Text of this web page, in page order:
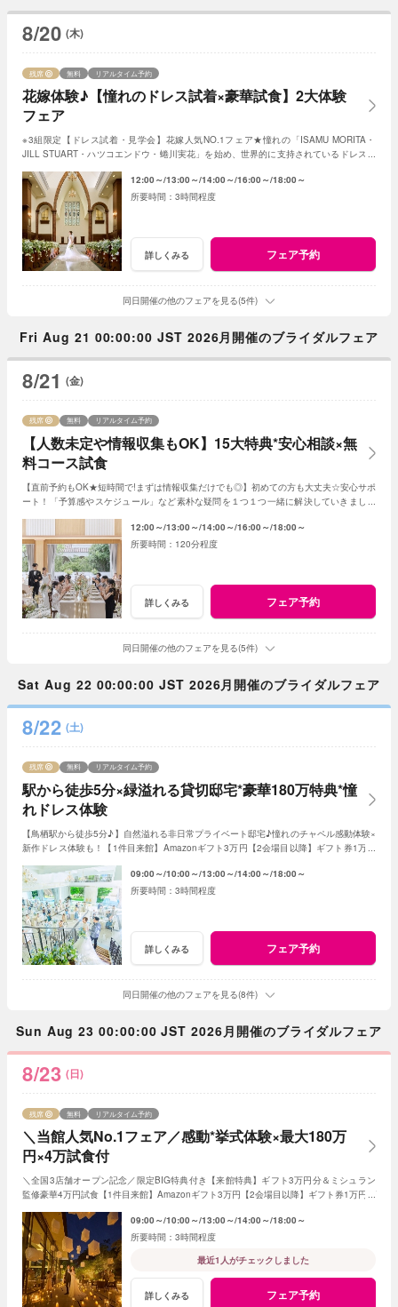
8/20 (木)
花嫁体験♪【憧れのドレス試着×豪華試食】2大体験
フェア
残席 無料 リアルタイム予約
※3組限定【ドレス試着・見学会】花嫁人気NO.1フェア★憧れの「ISAMU MORITA・
JILL STUART・ハツコエンドウ・蜷川実花」を始め、世界的に支持されているドレスと
12:00～ 13:00～ 14:00～ 16:00～ 18:00～
3時間程度
詳しくみる フェア予約
同日開催の他のフェアを見る(5件)
Fri Aug 21 00:00:00 JST 2026月開催のブライダルフェア
8/21 (金)
【人数未定や情報収集もOK】15大特典*安心相談×無
料コース試食
残席 無料 リアルタイム予約
【直前予約もOK★短時間で!まずは情報収集だけでも◎】初めての方も大丈夫☆安心サポ
ート！「予算感やスケジュール」など素朴な疑問を１つ１つ一緒に解決していきましょ
12:00～ 13:00～ 14:00～ 16:00～ 18:00～
120分程度
詳しくみる フェア予約
同日開催の他のフェアを見る(5件)
Sat Aug 22 00:00:00 JST 2026月開催のブライダルフェア
8/22 (土)
駅から徒歩5分×緑溢れる貸切邸宅*豪華180万特典*憧
れドレス体験
残席 無料 リアルタイム予約
【鳥栖駅から徒歩5分♪】自然溢れる非日常プライベート邸宅♪憧れのチャペル感動体験×
新作ドレス体験も！【1件目来館】Amazonギフト3万円【2会場目以降】ギフト券1万円
09:00～ 10:00～ 13:00～ 14:00～ 18:00～
3時間程度
詳しくみる フェア予約
同日開催の他のフェアを見る(8件)
Sun Aug 23 00:00:00 JST 2026月開催のブライダルフェア
8/23 (日)
＼当館人気No.1フェア／感動*挙式体験×最大180万
円×4万試食付
残席 無料 リアルタイム予約
＼全国3店舗オープン記念／限定BIG特典付き【来館特典】ギフト3万円分＆ミシュラン
監修豪華4万円試食【1件目来館】Amazonギフト3万円【2会場目以降】ギフト券1万円プ
09:00～ 10:00～ 13:00～ 14:00～ 18:00～
3時間程度
最近1人がチェックしました
詳しくみる フェア予約